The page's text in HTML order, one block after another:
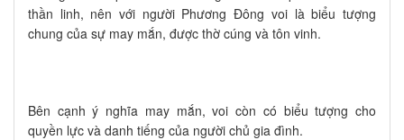
thần linh, nên với người Phương Đông voi là biểu tượng
chung của sự may mắn, được thờ cúng và tôn vinh.
Bên cạnh ý nghĩa may mắn, voi còn có biểu tượng cho
quyền lực và danh tiếng của người chủ gia đình.